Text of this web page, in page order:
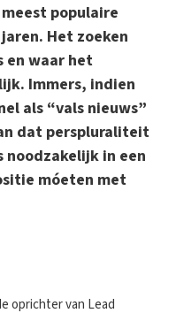
populaire
Het zoeken
en waar het
Immers, indien
als “vals nieuws”
dat perspluraliteit
noodzakelijk in een
móeten met
oprichter van Lead